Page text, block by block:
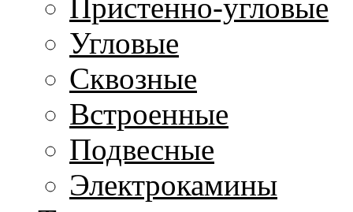
Пристенно-угловые
Угловые
Сквозные
Встроенные
Подвесные
Электрокамины